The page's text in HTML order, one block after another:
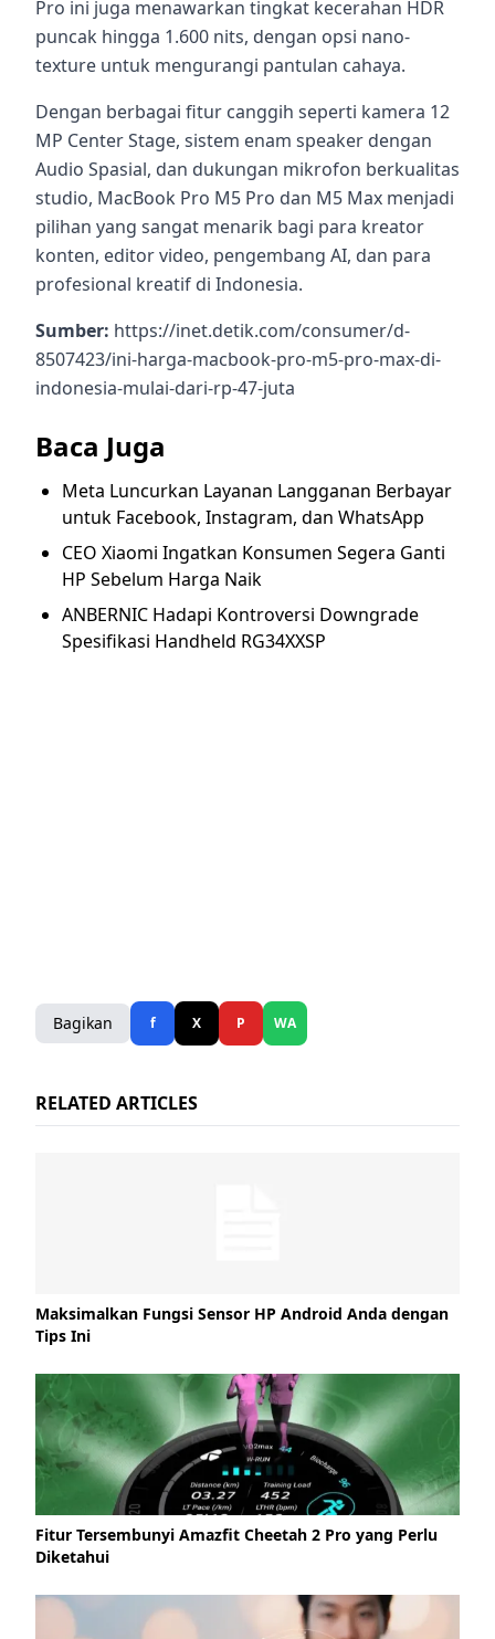
Pro ini juga menawarkan tingkat kecerahan HDR
puncak hingga 1.600 nits, dengan opsi nano-
texture untuk mengurangi pantulan cahaya.
Dengan berbagai fitur canggih seperti kamera 12
MP Center Stage, sistem enam speaker dengan
Audio Spasial, dan dukungan mikrofon berkualitas
studio, MacBook Pro M5 Pro dan M5 Max menjadi
pilihan yang sangat menarik bagi para kreator
konten, editor video, pengembang AI, dan para
profesional kreatif di Indonesia.
Sumber: https://inet.detik.com/consumer/d-
8507423/ini-harga-macbook-pro-m5-pro-max-di-
indonesia-mulai-dari-rp-47-juta
Baca Juga
Meta Luncurkan Layanan Langganan Berbayar
untuk Facebook, Instagram, dan WhatsApp
CEO Xiaomi Ingatkan Konsumen Segera Ganti
HP Sebelum Harga Naik
ANBERNIC Hadapi Kontroversi Downgrade
Spesifikasi Handheld RG34XXSP
Bagikan f X P WA
RELATED ARTICLES
Maksimalkan Fungsi Sensor HP Android Anda dengan
Tips Ini
Fitur Tersembunyi Amazfit Cheetah 2 Pro yang Perlu
Diketahui